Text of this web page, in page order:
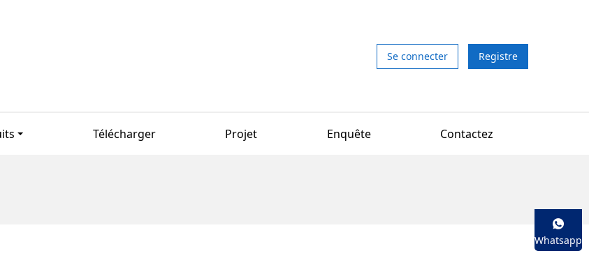
Se connecter Registre
Télécharger Projet Enquête Contactez
Whatsapp